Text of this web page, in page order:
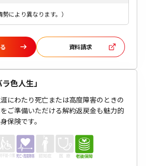
により異なります。）
資料請求
ラ色人生」
にわたり死亡または高度障害のときの
ご準備いただける解約返戻金も魅力的
保険です。